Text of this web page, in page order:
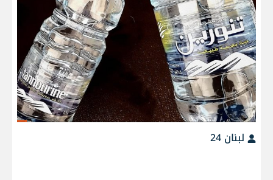
لبنان 24